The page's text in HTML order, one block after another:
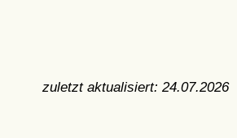
zuletzt aktualisiert: 24.07.2026